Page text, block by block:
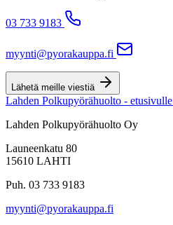
03 733 9183
myynti@pyorakauppa.fi
Lähetä meille viestiä
Lahden Polkupyörähuolto - etusivulle
Lahden Polkupyörähuolto Oy
Launeenkatu 80
15610 LAHTI
Puh. 03 733 9183
myynti@pyorakauppa.fi